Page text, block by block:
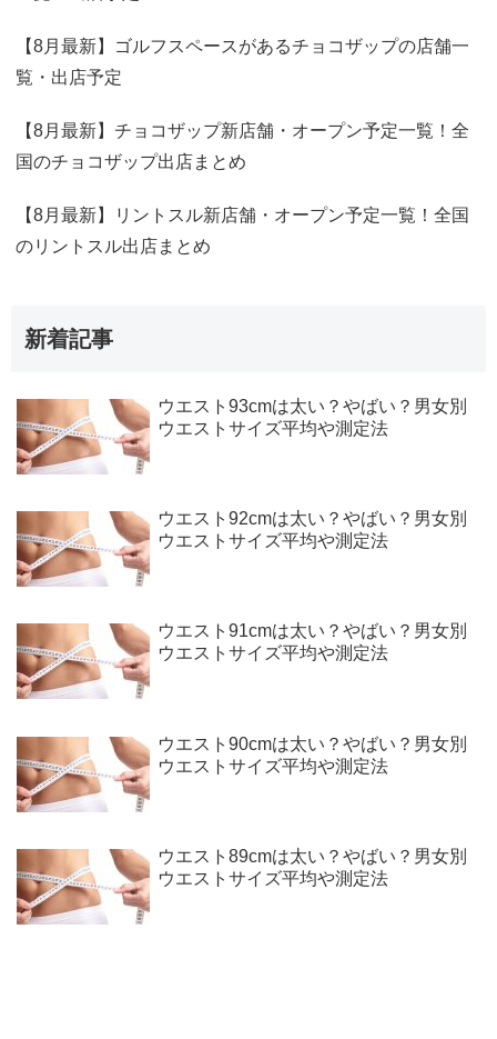
【8月最新】ゴルフスペースがあるチョコザップの店舗一
覧・出店予定
【8月最新】チョコザップ新店舗・オープン予定一覧！全
国のチョコザップ出店まとめ
【8月最新】リントスル新店舗・オープン予定一覧！全国
のリントスル出店まとめ
新着記事
ウエスト93cmは太い？やばい？男女別
ウエストサイズ平均や測定法
ウエスト92cmは太い？やばい？男女別
ウエストサイズ平均や測定法
ウエスト91cmは太い？やばい？男女別
ウエストサイズ平均や測定法
ウエスト90cmは太い？やばい？男女別
ウエストサイズ平均や測定法
ウエスト89cmは太い？やばい？男女別
ウエストサイズ平均や測定法